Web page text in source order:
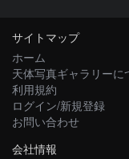
サイトマップ
ホーム
天体写真ギャラリーに
利用規約
ログイン/新規登録
お問い合わせ
会社情報